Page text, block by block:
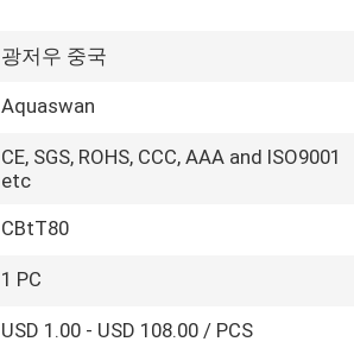
광저우 중국
Aquaswan
CE, SGS, ROHS, CCC, AAA and ISO9001
etc
CBtT80
1 PC
USD 1.00 - USD 108.00 / PCS